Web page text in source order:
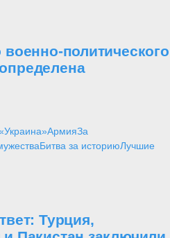
военно-политического
АрмияЗа
Битва за историюЛучшие
Турция,